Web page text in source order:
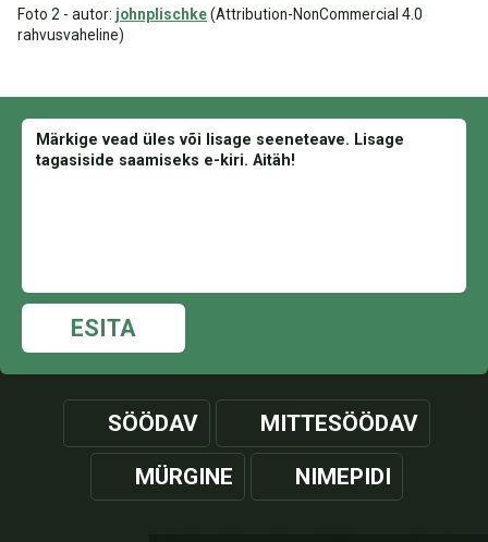
Foto 2 - autor: johnplischke(Attribution-NonCommercial 4.0
rahvusvaheline)
ESITA
SÖÖDAV MITTESÖÖDAV
MÜRGINE NIMEPIDI